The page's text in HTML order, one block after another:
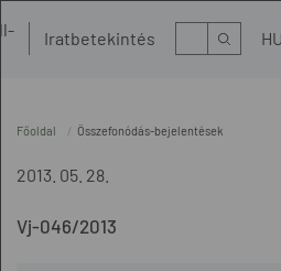
Iratbetekintés Kereső HU
Főoldal Összefonódás-bejelentések
2013. 05. 28.
Vj-046/2013